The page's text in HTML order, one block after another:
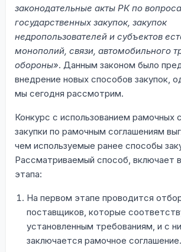
законодательные акты РК по
государственных закупок, закупок
недропользователей и субъектов
монополий, связи, автомобильного
обороны». Данным законом было
внедрение новых способов закупок,
мы сегодня рассмотрим.
Конкурс с использованием рамочных
закупки по рамочным соглашениям
чем используемые ранее способы
Рассматриваемый способ, включает
этапа:
На первом этапе проводится
поставщиков, которые
установленным требованиям, и с
заключается рамочное соглашение.